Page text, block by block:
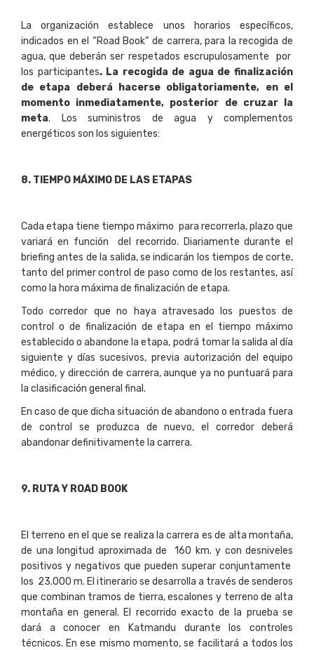
La organización establece unos horarios específicos,
indicados en el “Road Book” de carrera, para la recogida de
agua, que deberán ser respetados escrupulosamente por
los participantes. La recogida de agua de finalización
de etapa deberá hacerse obligatoriamente, en el
momento inmediatamente, posterior de cruzar la
meta. Los suministros de agua y complementos
energéticos son los siguientes:
8. TIEMPO MÁXIMO DE LAS ETAPAS
Cada etapa tiene tiempo máximo para recorrerla, plazo que
variará en función del recorrido. Diariamente durante el
briefing antes de la salida, se indicarán los tiempos de corte,
tanto del primer control de paso como de los restantes, así
como la hora máxima de finalización de etapa.
Todo corredor que no haya atravesado los puestos de
control o de finalización de etapa en el tiempo máximo
establecido o abandone la etapa, podrá tomar la salida al día
siguiente y días sucesivos, previa autorización del equipo
médico, y dirección de carrera, aunque ya no puntuará para
la clasificación general final.
En caso de que dicha situación de abandono o entrada fuera
de control se produzca de nuevo, el corredor deberá
abandonar definitivamente la carrera.
9. RUTA Y ROAD BOOK
El terreno en el que se realiza la carrera es de alta montaña,
de una longitud aproximada de 160 km. y con desniveles
positivos y negativos que pueden superar conjuntamente
los 23.000 m. El itinerario se desarrolla a través de senderos
que combinan tramos de tierra, escalones y terreno de alta
montaña en general. El recorrido exacto de la prueba se
dará a conocer en Katmandu durante los controles
técnicos. En ese mismo momento, se facilitará a todos los